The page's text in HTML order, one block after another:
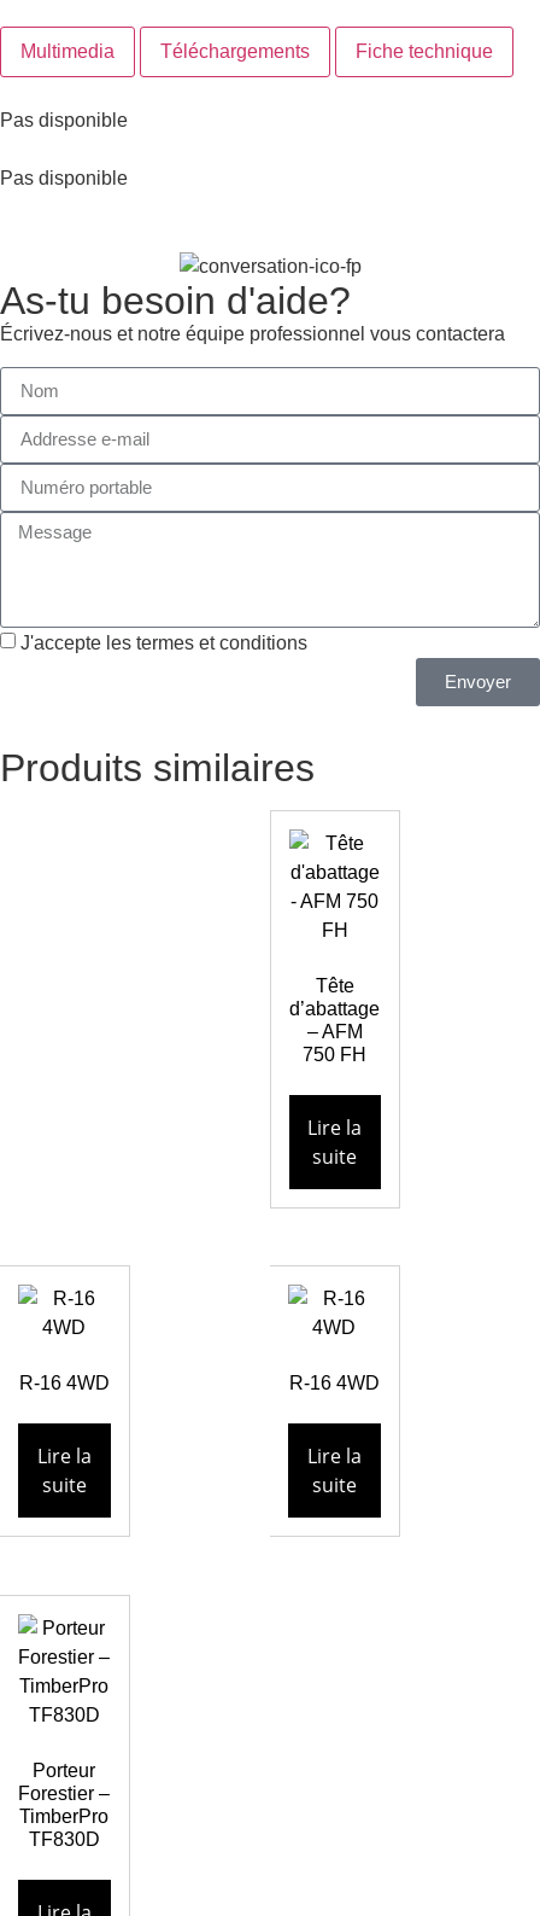
Multimedia Téléchargements Fiche technique
Pas disponible
Pas disponible
As-tu besoin d'aide?
Écrivez-nous et notre équipe professionnel vous contactera
J'accepte les termes et conditions
Envoyer
Produits similaires
Tête
d’abattage
– AFM
750 FH
Lire la
suite
R-16 4WD
Lire la
suite
R-16 4WD
Lire la
suite
Porteur
Forestier –
TimberPro
TF830D